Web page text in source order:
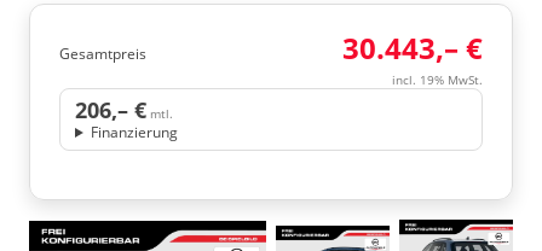
Gesamtpreis 30.443,– €
incl. 19% MwSt.
206,– € mtl.
Finanzierung